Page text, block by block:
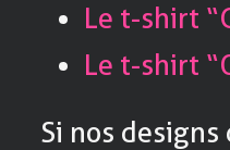
Le t-shirt
Le t-shirt
Si nos